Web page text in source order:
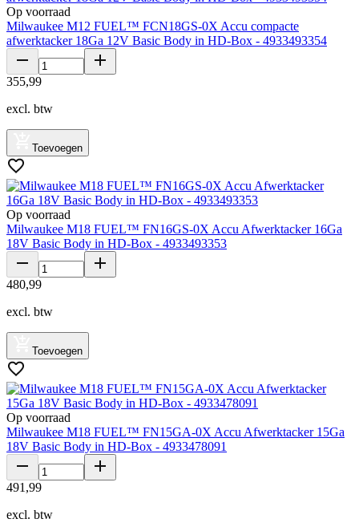
Op voorraad
Milwaukee M12 FUEL™ FCN18GS-0X Accu compacte
afwerktacker 18Ga 12V Basic Body in HD-Box - 4933493354
355,99
excl. btw
Toevoegen
Op voorraad
Milwaukee M18 FUEL™ FN16GS-0X Accu Afwerktacker 16Ga
18V Basic Body in HD-Box - 4933493353
480,99
excl. btw
Toevoegen
Op voorraad
Milwaukee M18 FUEL™ FN15GA-0X Accu Afwerktacker 15Ga
18V Basic Body in HD-Box - 4933478091
491 ,99
excl. btw